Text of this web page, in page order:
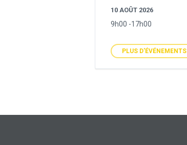
10 AOÛT 2026
9h00 -17h00
PLUS D'ÉVÉNEMENTS